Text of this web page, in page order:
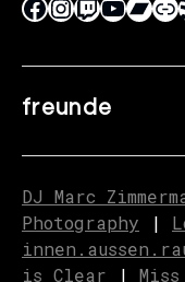
freunde
DJ Marc
Photography |
is Clear | Miss